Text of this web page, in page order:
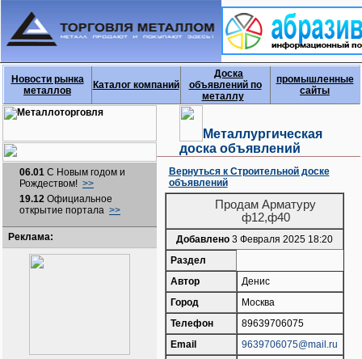
Новости рынка
металлов
Каталог компаний
Доска
объявлений по
металлу
промышленные
сайты
06.01 С Новым годом и
Рождеством! >>
19.12 Официальное
открытие портала >>
Реклама:
Металлургическая
доска объявлений
Вернуться к Строительной доске
объявлений
Продам Арматуру
ф12,ф40
Добавлено 3 Февраля 2025 18:20
Раздел
Автор
Денис
Город
Москва
Телефон
89639706075
Email
9639706075@mail.ru